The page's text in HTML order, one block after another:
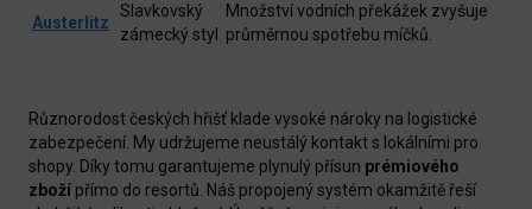
Austerlitz
Slavkovský
zámecký styl
Množství vodních překážek zvyšuje
průměrnou spotřebu míčků.
Různorodost českých hřišť klade vysoké nároky na logistické
zabezpečení. My udržujeme neustálý kontakt s lokálními pro
shopy. Díky tomu garantujeme plynulý přísun prémiového
zboží přímo do resortů. Náš propojený systém okamžitě řeší